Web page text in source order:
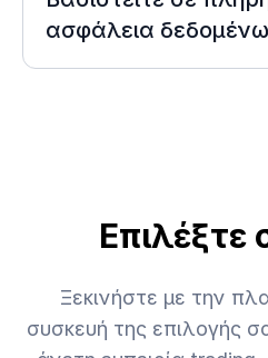
ασφάλεια
Επιλέξτε
Ξεκινήστε με την
συσκευή της επιλογής